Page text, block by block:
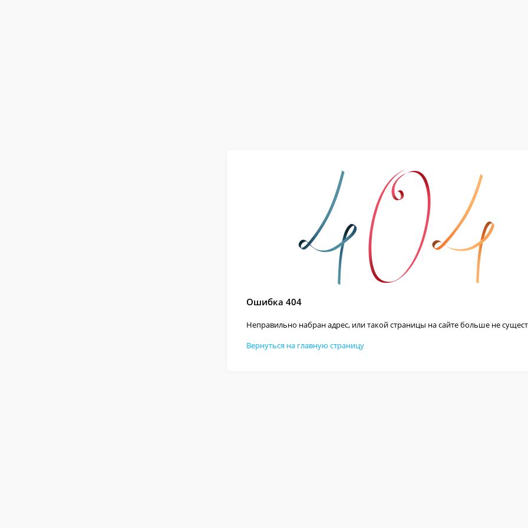
Ошибка 404
Неправильно набран адрес, или такой страницы на сайте больше не
Вернуться на главную страницу